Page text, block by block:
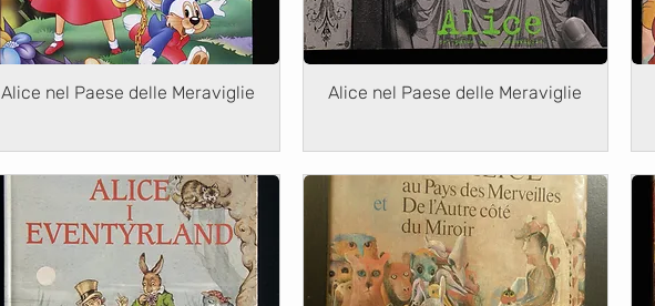
Alice nel Paese delle Meraviglie Alice nel Paese delle Meraviglie